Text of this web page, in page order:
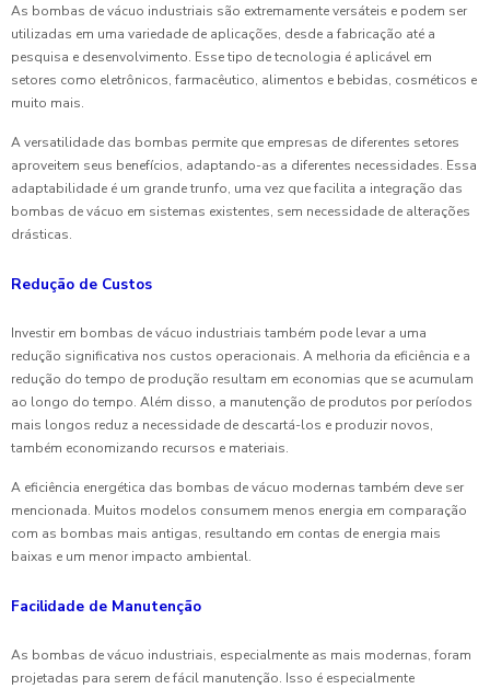
As bombas de vácuo industriais são extremamente versáteis e podem ser
utilizadas em uma variedade de aplicações, desde a fabricação até a
pesquisa e desenvolvimento. Esse tipo de tecnologia é aplicável em
setores como eletrônicos, farmacêutico, alimentos e bebidas, cosméticos e
muito mais.
A versatilidade das bombas permite que empresas de diferentes setores
aproveitem seus benefícios, adaptando-as a diferentes necessidades. Essa
adaptabilidade é um grande trunfo, uma vez que facilita a integração das
bombas de vácuo em sistemas existentes, sem necessidade de alterações
drásticas.
Redução de Custos
Investir em bombas de vácuo industriais também pode levar a uma
redução significativa nos custos operacionais. A melhoria da eficiência e a
redução do tempo de produção resultam em economias que se acumulam
ao longo do tempo. Além disso, a manutenção de produtos por períodos
mais longos reduz a necessidade de descartá-los e produzir novos,
também economizando recursos e materiais.
A eficiência energética das bombas de vácuo modernas também deve ser
mencionada. Muitos modelos consumem menos energia em comparação
com as bombas mais antigas, resultando em contas de energia mais
baixas e um menor impacto ambiental.
Facilidade de Manutenção
As bombas de vácuo industriais, especialmente as mais modernas, foram
projetadas para serem de fácil manutenção. Isso é especialmente